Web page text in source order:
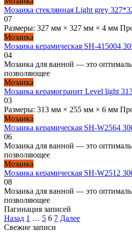
Мозаика стеклянная Light grey
07
Размеры: 327 мм × 327 мм × 4 мм
Мозаика
Мозаика керамическая SH-415004
04
Мозаика для ванной — это
позволяющее
Мозаика
Мозаика керамогранит Level light
03
Размеры: 313 мм × 255 мм × 6 мм
Мозаика
Мозаика керамическая SН-W2564
06
Мозаика для ванной — это
позволяющее
Мозаика
Мозаика керамическая SН-W2512
08
Мозаика для ванной — это
позволяющее
Пагинация записей
Назад 1 … 5 6 7 Далее
Свежие записи